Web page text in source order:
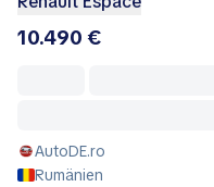
10.490 €
AutoDE.ro
Rumänien